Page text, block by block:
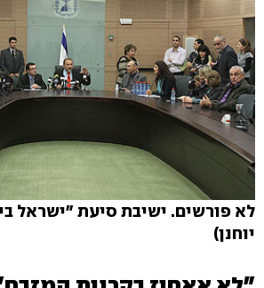
לא פורשים. ישיבת סיעת "ישראל
יוחנן)